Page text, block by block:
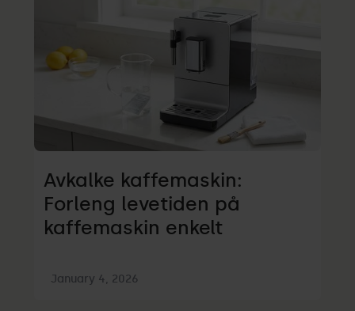
Avkalke kaffemaskin:
Forleng levetiden på
kaffemaskin enkelt
January 4, 2026